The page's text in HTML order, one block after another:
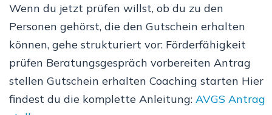
Wenn du jetzt prüfen willst, ob du zu den
Personen gehörst, die den Gutschein erhalten
können, gehe strukturiert vor: Förderfähigkeit
prüfen Beratungsgespräch vorbereiten Antrag
stellen Gutschein erhalten Coaching starten Hier
findest du die komplette Anleitung: AVGS Antrag